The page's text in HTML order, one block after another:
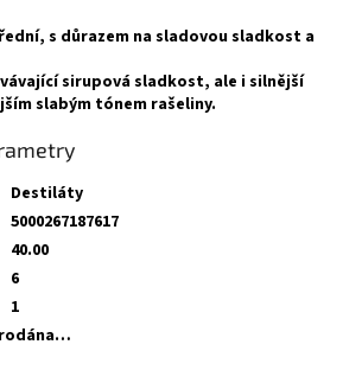
s důrazem na sladovou sladkost a
sirupová sladkost, ale i silnější
slabým tónem rašeliny.
Destiláty
5000267187617
40.00
6
1